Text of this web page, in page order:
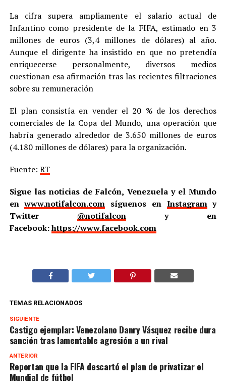
La cifra supera ampliamente el salario actual de
Infantino como presidente de la FIFA, estimado en 3
millones de euros (3,4 millones de dólares) al año.
Aunque el dirigente ha insistido en que no pretendía
enriquecerse personalmente, diversos medios
cuestionan esa afirmación tras las recientes filtraciones
sobre su remuneración
El plan consistía en vender el 20 % de los derechos
comerciales de la Copa del Mundo, una operación que
habría generado alrededor de 3.650 millones de euros
(4.180 millones de dólares) para la organización.
Fuente: RT
Sigue las noticias de Falcón, Venezuela y el Mundo
enwww.notifalcon.com síguenos en Instagramy
Twitter @notifalcony en
Facebook:https://www.facebook.com
TEMAS RELACIONADOS
SIGUIENTE
Castigo ejemplar: Venezolano Danry Vásquez recibe dura
sanción tras lamentable agresión a un rival
ANTERIOR
Reportan que la FIFA descartó el plan de privatizar el
Mundial de fútbol